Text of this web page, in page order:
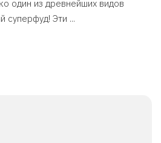
один из древнейших видов
суперфуд! Эти ...